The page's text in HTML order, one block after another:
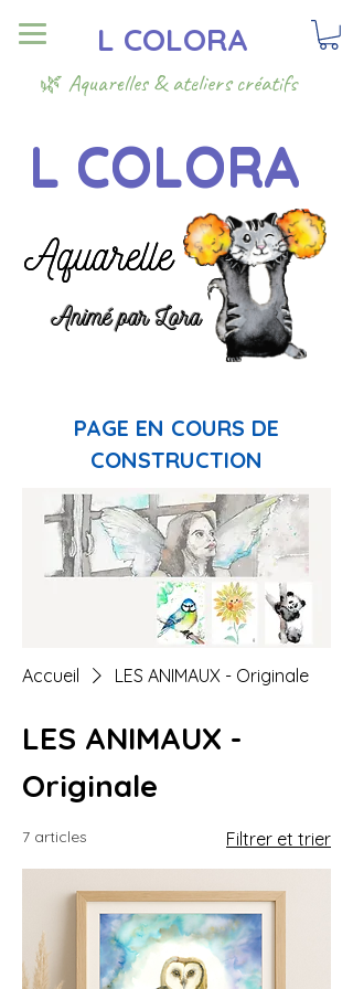
L COLORA
🌿 Aquarelles & ateliers créatifs
L COLORA
Aquarelle
Animé par Lora
L COLORA
Aquarelle
Animé par Lora
PAGE EN COURS DE
CONSTRUCTION
Accueil LES ANIMAUX - Originale
LES ANIMAUX -
Originale
7 articles Filtrer et trier